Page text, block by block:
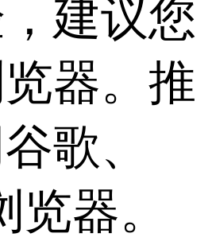
建议您
器。推
歌、
览器。